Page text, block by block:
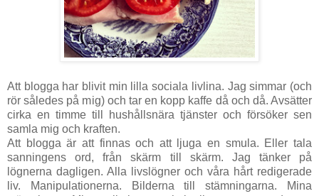
Att blogga har blivit min lilla sociala livlina. Jag simmar (och
rör således på mig) och tar en kopp kaffe då och då. Avsätter
cirka en timme till hushållsnära tjänster och försöker sen
samla mig och kraften.
Att blogga är att finnas och att ljuga en smula. Eller tala
sanningens ord, från skärm till skärm. Jag tänker på
lögnerna dagligen. Alla livslögner och våra hårt redigerade
liv. Manipulationerna. Bilderna till stämningarna. Mina